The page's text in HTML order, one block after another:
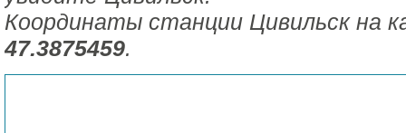
Координаты станции Цивильск на
47.3875459.